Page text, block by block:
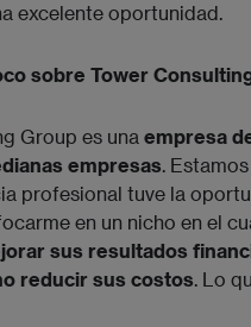
excelente oportunidad.
sobre Tower
Group es una empresa
empresas.
profesional tuve la
en un nicho en el
sus resultados
reducir sus costos. Lo